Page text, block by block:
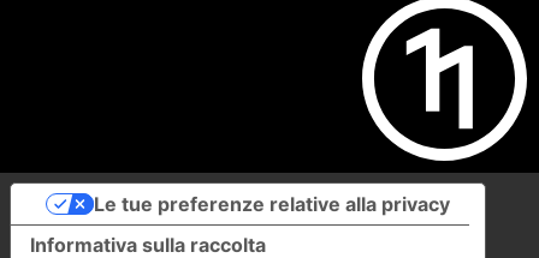
Informativa sulla raccolta
Le tue preferenze relative alla privacy